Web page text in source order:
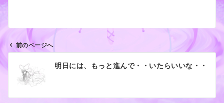
稿
ビ
前のページへ
明日には、もっと進んで・・いたらいいな・・